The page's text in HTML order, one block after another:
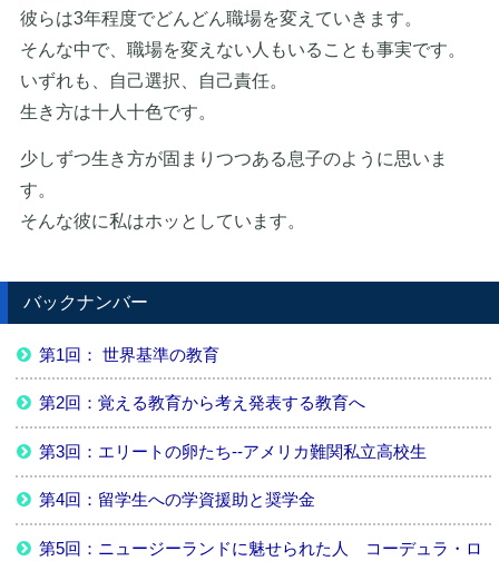
彼らは3年程度でどんどん職場を変えていきます。
そんな中で、職場を変えない人もいることも事実です。
いずれも、自己選択、自己責任。
生き方は十人十色です。
少しずつ生き方が固まりつつある息子のように思いま
す。
そんな彼に私はホッとしています。
バックナンバー
第1回： 世界基準の教育
第2回：覚える教育から考え発表する教育へ
第3回：エリートの卵たち--アメリカ難関私立高校生
第4回：留学生への学資援助と奨学金
第5回：ニュージーランドに魅せられた人 コーデュラ・ロ